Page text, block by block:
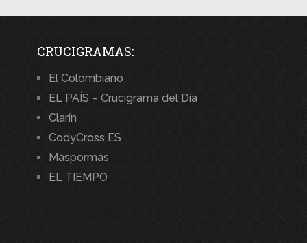
CRUCIGRAMAS:
El Colombiano
EL PAÍS – Crucigrama del Día
Clarín
CodyCross ES
Máspormás
EL TIEMPO